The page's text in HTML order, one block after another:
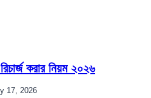
করার নিয়ম ২০২৬
17, 2026